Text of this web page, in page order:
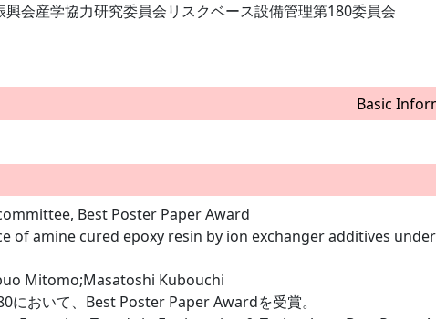
会産学協力研究委員会リスクベース設備管理第180委員会
Basic
Best Poster Paper Award
of amine cured epoxy resin by ion exchanger additives
Mitomo;Masatoshi Kubouchi
において、Best Poster Paper Awardを受賞。